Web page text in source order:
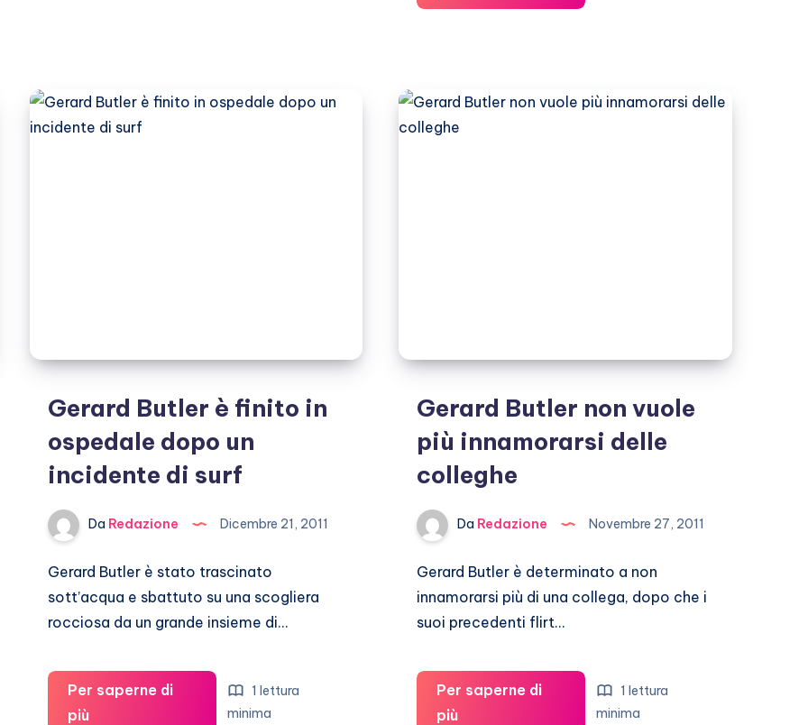
Butler
Gerard Butler è finito in
ospedale dopo un
incidente di surf
Da Redazione Dicembre 21, 2011
Gerard Butler è stato trascinato
sott’acqua e sbattuto su una scogliera
rocciosa da un grande insieme di…
Per saperne di
piùGerard
1 lettura
minima
Gerard Butler non vuole
più innamorarsi delle
colleghe
Da Redazione Novembre 27, 2011
Gerard Butler è determinato a non
innamorarsi più di una collega, dopo che i
suoi precedenti flirt…
Per saperne di
piùGerard
1 lettura
minima